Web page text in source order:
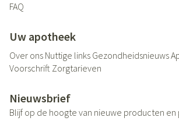
FAQ
Uw apotheek
Over ons Nuttige links Gezondheidsnieuws
Voorschrift Zorgtarieven
Nieuwsbrief
Blijf op de hoogte van nieuwe producten